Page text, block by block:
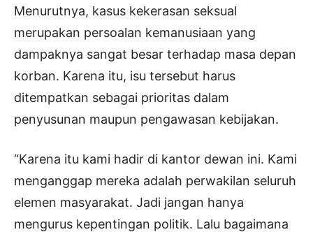
Menurutnya, kasus kekerasan seksual
merupakan persoalan kemanusiaan yang
dampaknya sangat besar terhadap masa depan
korban. Karena itu, isu tersebut harus
ditempatkan sebagai prioritas dalam
penyusunan maupun pengawasan kebijakan.
“Karena itu kami hadir di kantor dewan ini. Kami
menganggap mereka adalah perwakilan seluruh
elemen masyarakat. Jadi jangan hanya
mengurus kepentingan politik. Lalu bagaimana